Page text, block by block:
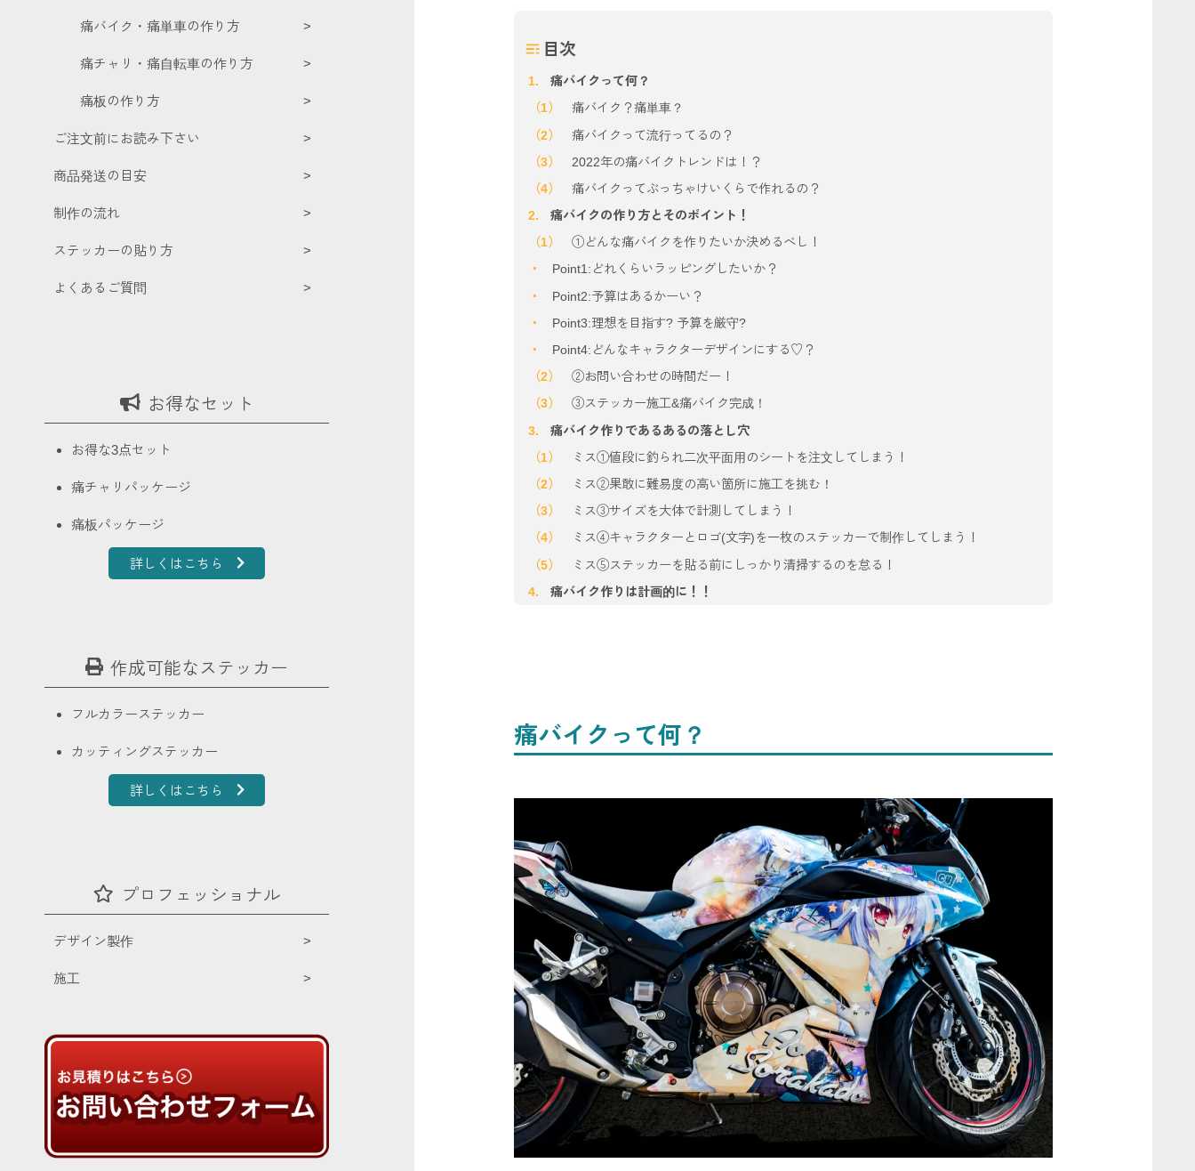
痛バイク・痛単車の作り方
痛チャリ・痛自転車の作り方
痛板の作り方
ご注文前にお読み下さい
商品発送の目安
制作の流れ
ステッカーの貼り方
よくあるご質問
お得なセット
お得な3点セット
痛チャリパッケージ
痛板パッケージ
詳しくはこちら
作成可能なステッカー
フルカラーステッカー
カッティングステッカー
詳しくはこちら
プロフェッショナル
デザイン製作
施工
目次
痛バイクって何？
痛バイク？痛単車？
痛バイクって流行ってるの？
2022年の痛バイクトレンドは！？
痛バイクってぶっちゃけいくらで作れるの？
痛バイクの作り方とそのポイント！
①どんな痛バイクを作りたいか決めるべし！
Point1:どれくらいラッピングしたいか？
Point2:予算はあるかーい？
Point3:理想を目指す? 予算を厳守?
Point4:どんなキャラクターデザインにする♡？
②お問い合わせの時間だー！
③ステッカー施工&痛バイク完成！
痛バイク作りであるあるの落とし穴
ミス①値段に釣られ二次平面用のシートを注文してしまう！
ミス②果敢に難易度の高い箇所に施工を挑む！
ミス③サイズを大体で計測してしまう！
ミス④キャラクターとロゴ(文字)を一枚のステッカーで制作してしまう！
ミス⑤ステッカーを貼る前にしっかり清掃するのを怠る！
痛バイク作りは計画的に！！
痛バイクって何？